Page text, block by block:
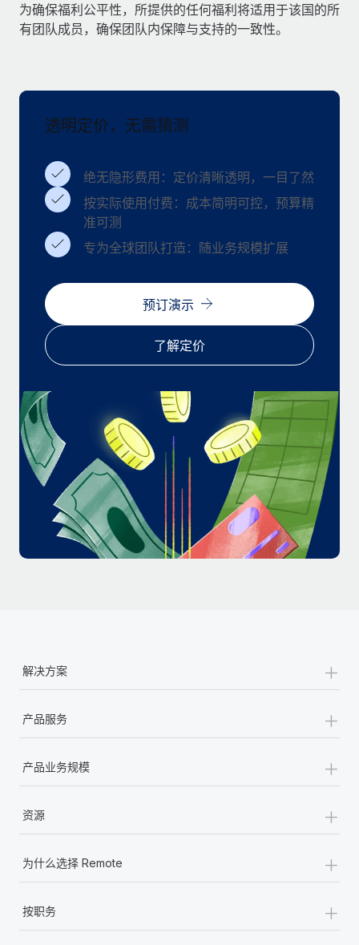
合规守望台
防范合规风险
实体设立
人员调配与搬迁
轻松搬迁员工
福利
轻松管理员工福利
博客
to the demands of today’s labor market, the...
了解更多
What a Workday global payroll implementation
actually looks like
Most teams hear "payroll implementation" and picture a
six-month project with a dedicated team....
了解更多
为确保福利公平性，所提供的任何福利将适用于该国的所
有团队成员，确保团队内保障与支持的一致性。
透明定价，无需猜测
绝无隐形费用：定价清晰透明，一目了然
按实际使用付费：成本简明可控，预算精
准可测
专为全球团队打造：随业务规模扩展
预订演示
了解定价
解决方案 +
产品服务 +
产品业务规模 +
资源 +
为什么选择 Remote +
按职务
+